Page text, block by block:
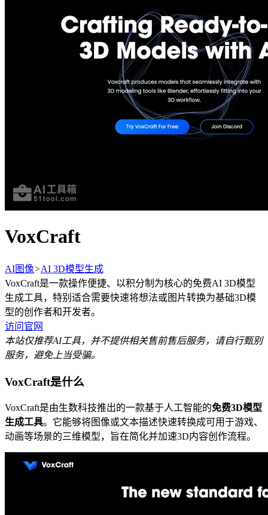
VoxCraft
AI图像>AI 3D模型生成
VoxCraft是一款操作便捷、以积分制为核心的免费AI 3D模型
生成工具，特别适合需要快速将想法或图片转换为基础3D模
型的创作者和开发者。
访问官网
本站仅推荐AI工具，并不提供相关售前售后服务，请自行甄别
服务，避免上当受骗。
VoxCraft是什么
VoxCraft是由生数科技推出的一款基于人工智能的免费3D模型
生成工具。它能够将图像或文本描述快速转换成可用于游戏、
动画等场景的三维模型，旨在简化并加速3D内容创作流程。